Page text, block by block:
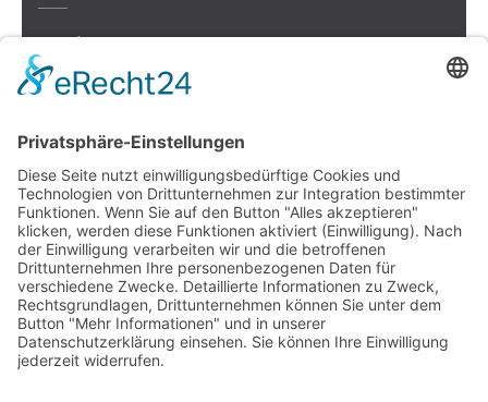
Beethovenstr. 4
73614 Schorndorf
Telefon: 07181 477 9998
Leonhard Fromm
Goethestr. 27
73614 Schorndorf
Telefon. 07181 4769906
E-Mail:fromm@der-medienberater.de